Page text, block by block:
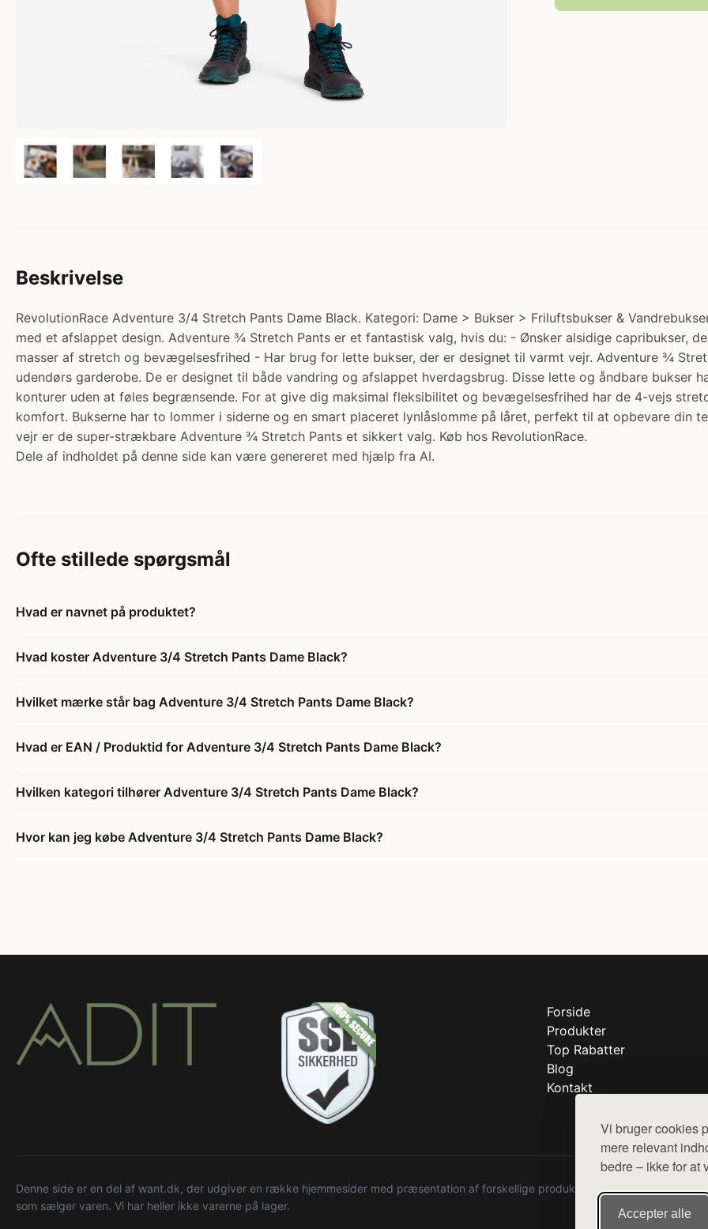
Vi bruger cookies
mere relevant
bedre – ikke for
Accepter alle
Beskrivelse
RevolutionRace Adventure 3/4 Stretch Pants Dame Black. Kategori: Dame > Bukser > Friluftsbukser &
med et afslappet design. Adventure ¾ Stretch Pants er et fantastisk valg, hvis du: - Ønsker alsidige capribukser,
masser af stretch og bevægelsesfrihed - Har brug for lette bukser, der er designet til varmt vejr. Adventure ¾
udendørs garderobe. De er designet til både vandring og afslappet hverdagsbrug. Disse lette og åndbare bukser
konturer uden at føles begrænsende. For at give dig maksimal fleksibilitet og bevægelsesfrihed har de 4-vejs
komfort. Bukserne har to lommer i siderne og en smart placeret lynlåslomme på låret, perfekt til at opbevare din
vejr er de super-strækbare Adventure ¾ Stretch Pants et sikkert valg. Køb hos RevolutionRace.
Dele af indholdet på denne side kan være genereret med hjælp fra AI.
Ofte stillede spørgsmål
Hvad er navnet på produktet?
Hvad koster Adventure 3/4 Stretch Pants Dame Black?
Hvilket mærke står bag Adventure 3/4 Stretch Pants Dame Black?
Hvad er EAN / Produktid for Adventure 3/4 Stretch Pants Dame Black?
Hvilken kategori tilhører Adventure 3/4 Stretch Pants Dame Black?
Hvor kan jeg købe Adventure 3/4 Stretch Pants Dame Black?
Forside
Produkter
Top Rabatter
Blog
Kontakt
Denne side er en del af want.dk, der udgiver en række hjemmesider med præsentation af forskellige produkter fra diverse
som sælger varen. Vi har heller ikke varerne på lager.